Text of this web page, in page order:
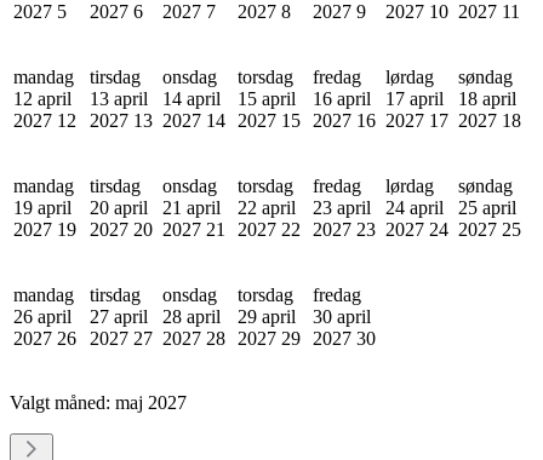
2027 5
2027 6
2027 7
2027 8
2027 9
2027 10 2027 11
mandag
12 april
2027 12
tirsdag
13 april
2027 13
onsdag
14 april
2027 14
torsdag
15 april
2027 15
fredag
16 april
2027 16
lørdag
17 april
2027 17
søndag
18 april
2027 18
mandag
19 april
2027 19
tirsdag
20 april
2027 20
onsdag
21 april
2027 21
torsdag
22 april
2027 22
fredag
23 april
2027 23
lørdag
24 april
2027 24
søndag
25 april
2027 25
mandag
26 april
2027 26
tirsdag
27 april
2027 27
onsdag
28 april
2027 28
torsdag
29 april
2027 29
fredag
30 april
2027 30
Valgt måned: maj 2027